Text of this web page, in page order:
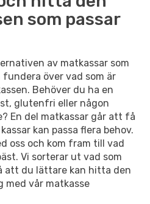
som passar
av matkassar som
över vad som är
Behöver du ha en
glutenfri eller någon
En del matkassar går att få
kan passa flera behov.
oss och kom fram till vad
Vi sorterar ut vad som
att du lättare kan hitta den
med vår matkasse